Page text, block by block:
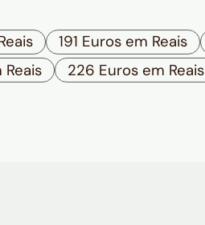
191 Euros em Reais
Reais 226 Euros em Reais